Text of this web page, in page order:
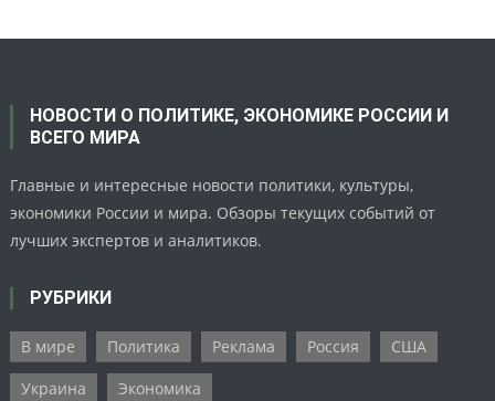
НОВОСТИ О ПОЛИТИКЕ, ЭКОНОМИКЕ РОССИИ И
ВСЕГО МИРА
Главные и интересные новости политики, культуры,
экономики России и мира. Обзоры текущих событий от
лучших экспертов и аналитиков.
РУБРИКИ
В мире Политика Реклама Россия
США
Украина
Экономика